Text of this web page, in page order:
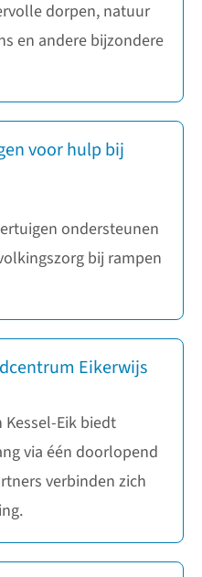
dorpen, natuur
en andere bijzondere
voor hulp bij
ondersteunen
bij rampen
Eikerwijs
Eik biedt
via één doorlopend
verbinden zich